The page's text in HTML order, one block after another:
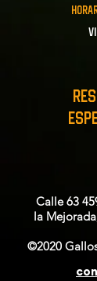
Calle 63
la
©2020